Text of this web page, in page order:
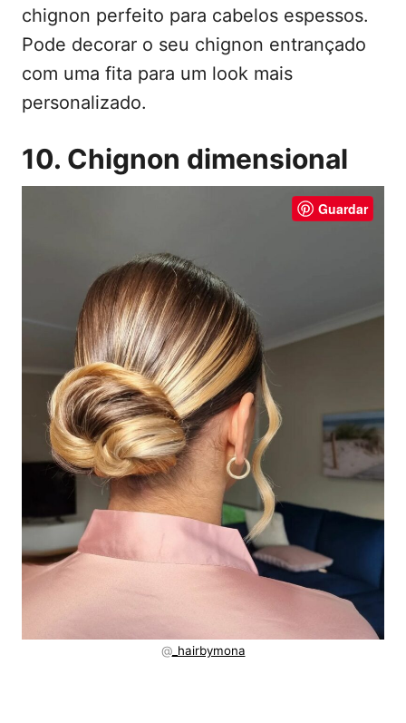
chignon perfeito para cabelos espessos.
Pode decorar o seu chignon entrançado
com uma fita para um look mais
personalizado.
10. Chignon dimensional
Guardar
@_hairbymona